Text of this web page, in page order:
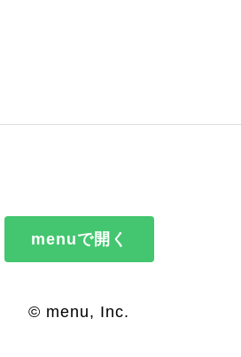
menuで開く
© menu, Inc.